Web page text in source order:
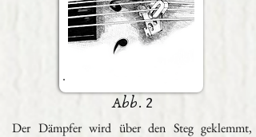
Abb. 2
Der Dämpfer wird über den Steg geklemmt,